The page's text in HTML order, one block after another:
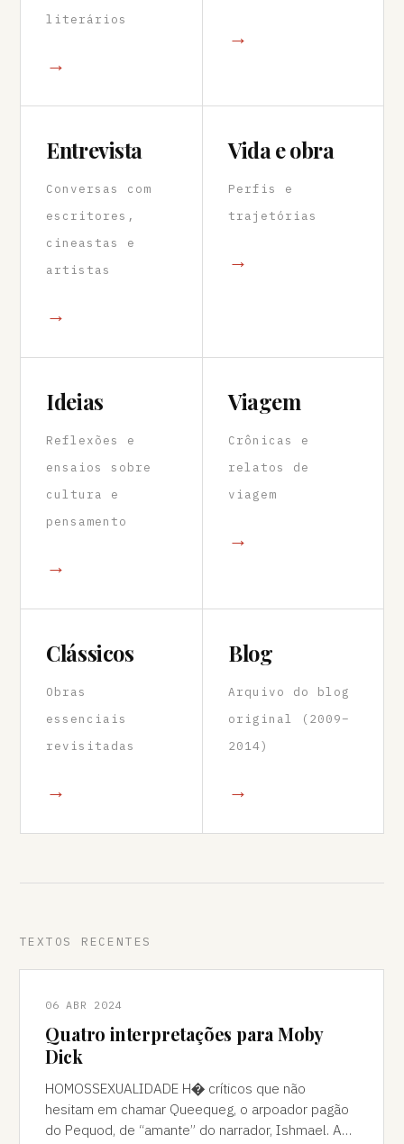
literários
→
→
Entrevista
Conversas com
escritores,
cineastas e
artistas
→
Vida e obra
Perfis e
trajetórias
→
Ideias
Reflexões e
ensaios sobre
cultura e
pensamento
→
Viagem
Crônicas e
relatos de
viagem
→
Clássicos
Obras
essenciais
revisitadas
→
Blog
Arquivo do blog
original (2009–
2014)
→
TEXTOS RECENTES
06 ABR 2024
Quatro interpretações para Moby
Dick
HOMOSSEXUALIDADE H� críticos que não
hesitam em chamar Queequeg, o arpoador pagão
do Pequod, de “amante” do narrador, Ishmael. A